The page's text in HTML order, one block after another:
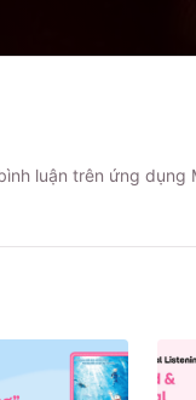
luận trên ứng dụng